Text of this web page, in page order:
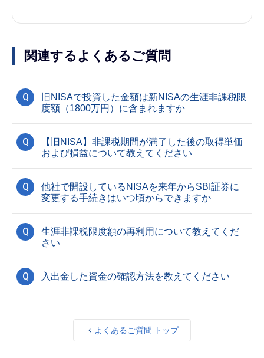
関連するよくあるご質問
Q
旧NISAで投資した金額は新NISAの生涯非課税限
度額（1800万円）に含まれますか
Q
【旧NISA】非課税期間が満了した後の取得単価
および損益について教えてください
Q
他社で開設しているNISAを来年からSBI証券に
変更する手続きはいつ頃からできますか
Q
生涯非課税限度額の再利用について教えてくだ
さい
Q 入出金した資金の確認方法を教えてください
よくあるご質問 トップ